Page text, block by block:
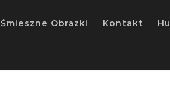
Śmieszne Obrazki Kontakt